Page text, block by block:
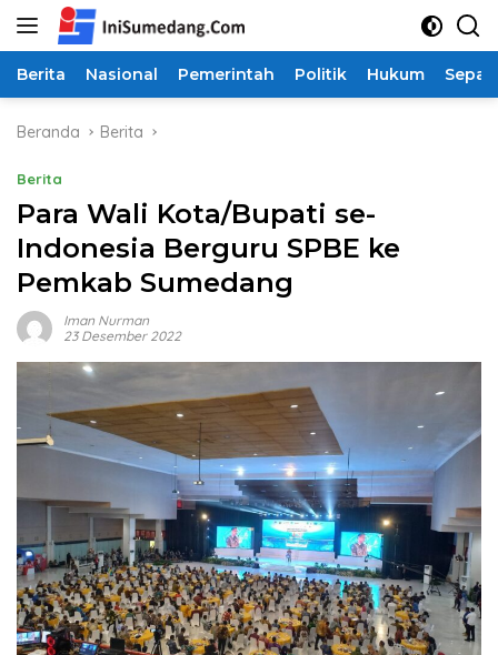
Langsung
Berita Nasional Pemerintah Politik Hukum
Beranda Berita
Berita
Para Wali Kota/Bupati se-
Indonesia Berguru SPBE ke
Pemkab Sumedang
Iman Nurman
23 Desember 2022